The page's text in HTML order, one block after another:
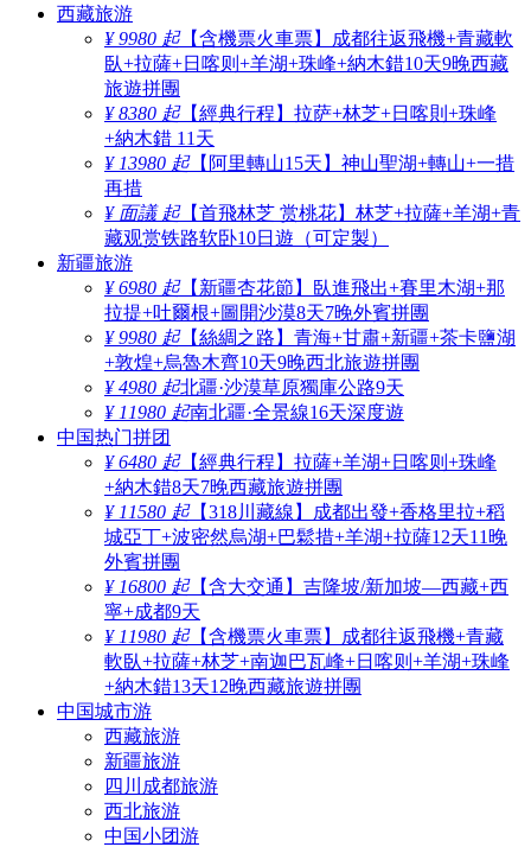
西藏旅游
¥ 9980 起【含機票火車票】成都往返飛機+青藏軟
臥+拉薩+日喀则+羊湖+珠峰+納木錯10天9晚西藏
旅遊拼團
¥ 8380 起【經典行程】拉萨+林芝+日喀則+珠峰
+納木錯 11天
¥ 13980 起【阿里轉山15天】神山聖湖+轉山+一措
再措
¥ 面議 起【首飛林芝 赏桃花】林芝+拉薩+羊湖+青
藏观赏铁路软卧10日遊（可定製）
新疆旅游
¥ 6980 起【新疆杏花節】臥進飛出+賽里木湖+那
拉提+吐爾根+圖開沙漠8天7晚外賓拼團
¥ 9980 起【絲綢之路】青海+甘肅+新疆+茶卡鹽湖
+敦煌+烏魯木齊10天9晚西北旅遊拼團
¥ 4980 起北疆·沙漠草原獨庫公路9天
¥ 11980 起南北疆·全景線16天深度遊
中国热门拼团
¥ 6480 起【經典行程】拉薩+羊湖+日喀则+珠峰
+納木錯8天7晚西藏旅遊拼團
¥ 11580 起【318川藏線】成都出發+香格里拉+稻
城亞丁+波密然烏湖+巴鬆措+羊湖+拉薩12天11晚
外賓拼團
¥ 16800 起【含大交通】吉隆坡/新加坡—西藏+西
寧+成都9天
¥ 11980 起【含機票火車票】成都往返飛機+青藏
軟臥+拉薩+林芝+南迦巴瓦峰+日喀则+羊湖+珠峰
+納木錯13天12晚西藏旅遊拼團
中国城市游
西藏旅游
新疆旅游
四川成都旅游
西北旅游
中国小团游